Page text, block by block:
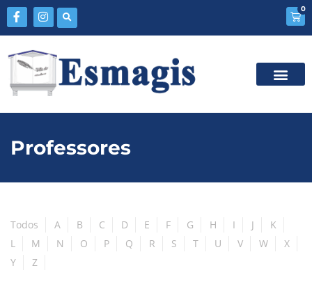
0
Professores
Todos A B C D E F G H I J
K
L
M N O P Q R S T U V W
X
Y
Z